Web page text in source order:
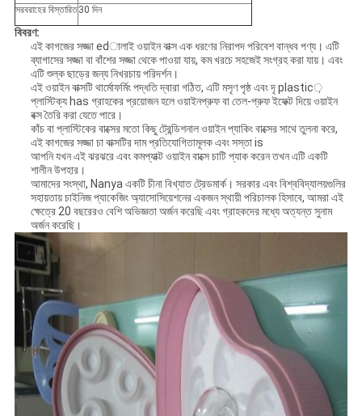
সরবরাহের বিস্তারিত30 দিন
বিবরণ:
এই কাগজের সজ্জা edালাই ওয়াইন বাক্স এক ধরণের নিরাপদ পরিবেশ বান্ধব পণ্য। এটি
ব্যাগাসের সজ্জা বা বাঁশের সজ্জা থেকে পাওয়া যায়, কম খরচে সহজেই সংগ্রহ করা যায়। এবং
এটি শুল্ক ছাড়ের জন্য নিখরচায় পরিদর্শন।
এই ওয়াইন বাক্সটি থার্মোফর্মিং পদ্ধতি দ্বারা গঠিত, এটি মসৃণ পৃষ্ঠ এবং দৃ plastic়
প্লাস্টিক্য has গ্রাহকের প্রয়োজন হলে ওয়াইনপ্রুফ বা তেল-প্রুফ ইফেক্ট দিয়ে ওয়াইন
বক্স তৈরি করা যেতে পারে।
কাঁচ বা প্লাস্টিকের বাক্সের মতো কিছু ট্রেন্ডিশনাল ওয়াইন প্যাকিং বাক্সের সাথে তুলনা করে,
এই কাগজের সজ্জা চা বাক্সটির দাম প্রতিযোগিতামূলক এবং সস্তা is
আপনি যখন এই ঝরঝরে এবং কমপ্যাক্ট ওয়াইন বাক্সে চাটি প্যাক করেন তখন এটি একটি
শালীন উপহার।
আমাদের সংস্থা, Nanya একটি চীনা বিখ্যাত ট্রেডমার্ক। সরকার এবং বিশ্ববিদ্যালয়গুলির
সহায়তায় চাইনিজ প্যাকেজিং অ্যাসোসিয়েশনের একজন স্থায়ী পরিচালক হিসাবে, আমরা এই
ক্ষেত্রে 20 বছরেরও বেশি অভিজ্ঞতা অর্জন করেছি এবং গ্রাহকদের মধ্যে অত্যন্ত সুনাম
অর্জন করেছি।